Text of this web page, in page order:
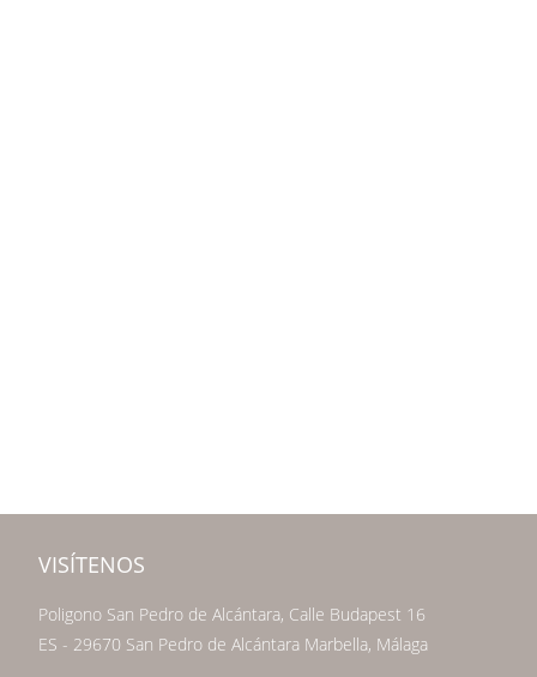
VISÍTENOS
Poligono San Pedro de Alcántara, Calle Budapest 16
ES - 29670 San Pedro de Alcántara Marbella, Málaga